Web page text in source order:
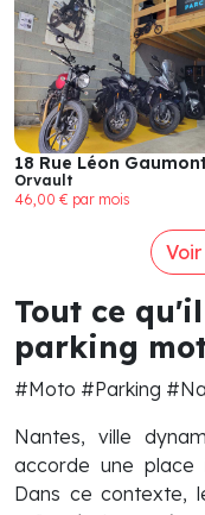
18 Rue Léon
Orvault
46,00 € par mois
Tout ce
parking
#Moto #Parking
Nantes, ville
accorde une place
Dans ce contexte,